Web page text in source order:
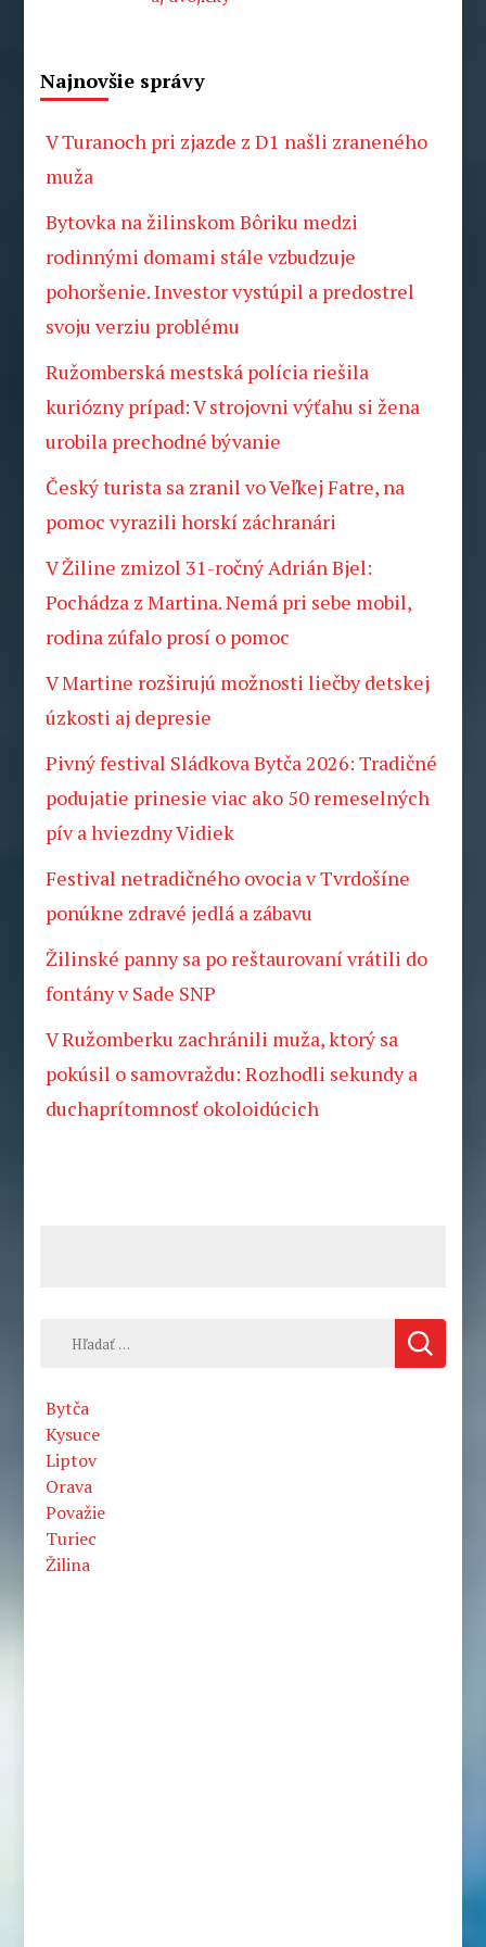
Najnovšie správy
V Turanoch pri zjazde z D1 našli zraneného
muža
Bytovka na žilinskom Bôriku medzi
rodinnými domami stále vzbudzuje
pohoršenie. Investor vystúpil a predostrel
svoju verziu problému
Ružomberská mestská polícia riešila
kuriózny prípad: V strojovni výťahu si žena
urobila prechodné bývanie
Český turista sa zranil vo Veľkej Fatre, na
pomoc vyrazili horskí záchranári
V Žiline zmizol 31-ročný Adrián Bjel:
Pochádza z Martina. Nemá pri sebe mobil,
rodina zúfalo prosí o pomoc
V Martine rozširujú možnosti liečby detskej
úzkosti aj depresie
Pivný festival Sládkova Bytča 2026: Tradičné
podujatie prinesie viac ako 50 remeselných
pív a hviezdny Vidiek
Festival netradičného ovocia v Tvrdošíne
ponúkne zdravé jedlá a zábavu
Žilinské panny sa po reštaurovaní vrátili do
fontány v Sade SNP
V Ružomberku zachránili muža, ktorý sa
pokúsil o samovraždu: Rozhodli sekundy a
duchaprítomnosť okoloidúcich
Hľadať:
Bytča
Kysuce
Liptov
Orava
Považie
Turiec
Žilina